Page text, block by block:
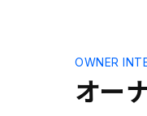
オー
OWNER